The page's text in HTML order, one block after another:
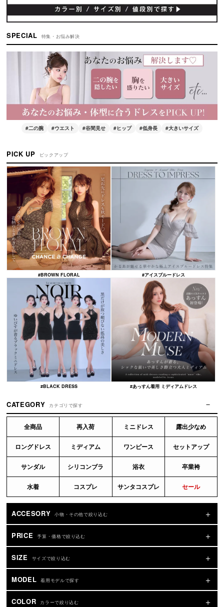
SPECIAL 特集・お悩み解決
#二の腕 #ウエスト #谷間見せ #ヒップ #低身長 #大きいサイズ
PICK UP ピックアップ
#BROWN FLORAL #アイスブルードレス
#BLACK DRESS #あっすん着用 ミディアムドレス
CATEGORY カテゴリで探す
全商品 再入荷 ミニドレス 露出少なめ
ロングドレス ミディアム ワンピース セットアップ
サンダル シリコンブラ 浴衣 卒業袴
水着 コスプレ サンタコスプレ セール
ACCESORY 小物・その他で絞り込む
PRICE 予算・価格で絞り込む
SIZE サイズで絞り込む
MODEL 着用モデルで探す
COLOR カラーで絞り込む